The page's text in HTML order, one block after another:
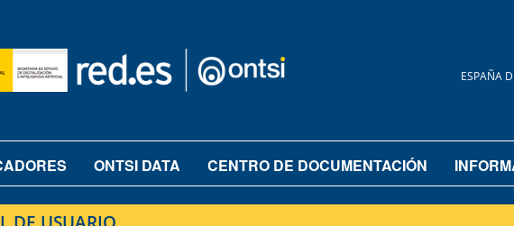
ESPAÑA
ONTSI DATA CENTRO DE DOCUMENTACIÓN